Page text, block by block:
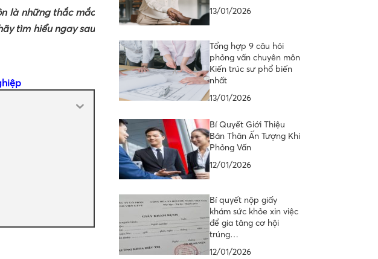
là những thắc mắc
tìm hiểu ngay sau
13/01/2026
Tổng hợp 9 câu hỏi
phỏng vấn chuyên môn
Kiến trúc sư phổ biến
nhất
13/01/2026
Bí Quyết Giới Thiệu
Bản Thân Ấn Tượng Khi
Phỏng Vấn
12/01/2026
Bí quyết nộp giấy
khám sức khỏe xin việc
để gia tăng cơ hội
trúng…
12/01/2026